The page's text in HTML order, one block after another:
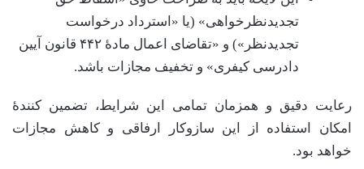
تجدیدنظرخواهی» (یا «استرداد درخواست
تجدیدنظر») و «تقاضای اعمال مادۀ ۴۴۲ قانون آیین
دادرسی کیفری» و تخفیف مجازات باشد.
رعایت دقیق و همزمان تمامی این شرایط، تضمین کنندۀ
امکان استفاده از این سازوکار ارفاقی و کاهش مجازات
خواهد بود.